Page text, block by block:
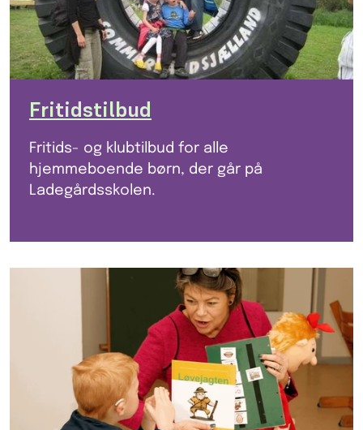
Fritidstilbud
Fritids- og klubtilbud for alle
hjemmeboende børn, der går på
Ladegårdsskolen.